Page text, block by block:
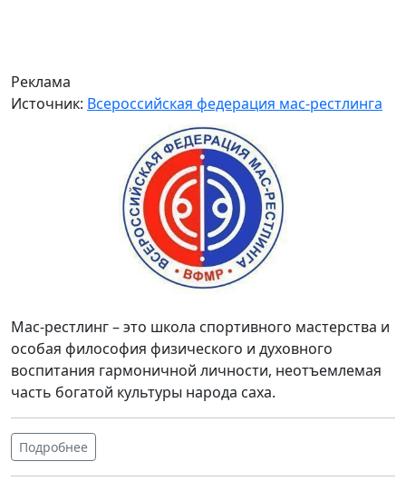
Реклама
Источник: Всероссийская федерация мас-рестлинга
Мас-рестлинг – это школа спортивного мастерства и
особая философия физического и духовного
воспитания гармоничной личности, неотъемлемая
часть богатой культуры народа саха.
Подробнее